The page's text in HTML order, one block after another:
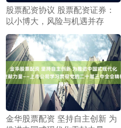
股票配资协议 股票配资证券：
以小博大，风险与机遇并存
金华股票配资 坚持自主创新 为